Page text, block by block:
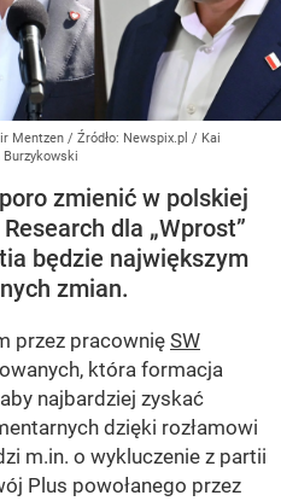
Mentzen / Źródło: Newspix.pl / Kai
zmienić w polskiej
dla „Wprost”
będzie największym
zmian.
przez pracownię SW
która formacja
najbardziej zyskać
dzięki rozłamowi
m.in. o wykluczenie z partii
Plus powołanego przez